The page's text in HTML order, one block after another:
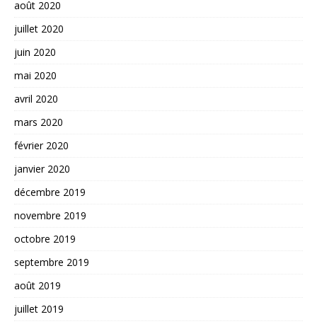
août 2020
juillet 2020
juin 2020
mai 2020
avril 2020
mars 2020
février 2020
janvier 2020
décembre 2019
novembre 2019
octobre 2019
septembre 2019
août 2019
juillet 2019